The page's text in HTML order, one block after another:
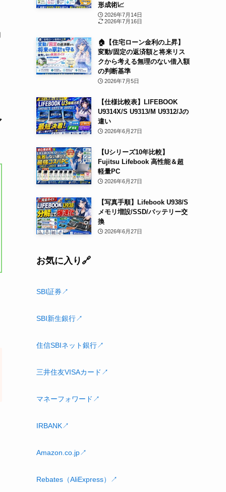
形成術📈
2026年7月14日
2026年7月16日
🏠【住宅ローン金利の上昇】
変動/固定の返済額と将来リス
クから考える無理のない借入額
の判断基準
2026年7月5日
【仕様比較表】LIFEBOOK
U9314X/S U9313/M U9312/Jの
違い
2026年6月27日
【Uシリーズ10年比較】
Fujitsu Lifebook 高性能＆超
軽量PC
2026年6月27日
【写真手順】Lifebook U938/S
メモリ増設/SSD/バッテリー交
換
2026年6月27日
お気に入り🔗
SBI証券↗
SBI新生銀行↗
住信SBIネット銀行↗
三井住友VISAカード↗
マネーフォワード↗
IRBANK↗
Amazon.co.jp↗
Rebates（AliExpress）↗